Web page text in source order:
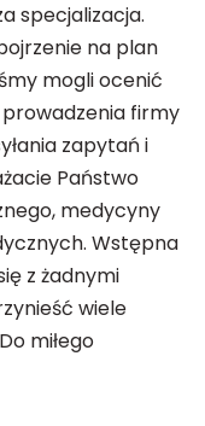
specjalizacja.
na plan
mogli ocenić
firmy
zapytań i
Państwo
medycyny
Wstępna
z żadnymi
wiele
miłego